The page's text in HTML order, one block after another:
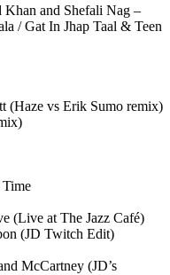
Khan and Shefali Nag –
/ Gat In Jhap Taal & Teen
(Haze vs Erik Sumo remix)
(Live at The Jazz Café)
(JD Twitch Edit)
McCartney (JD’s